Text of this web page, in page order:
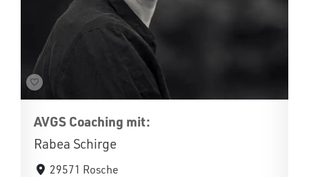
AVGS Coaching mit:
Rabea Schirge
29571 Rosche